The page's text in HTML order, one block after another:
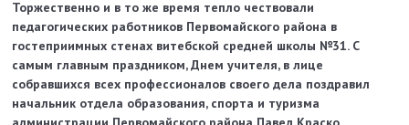
Торжественно и в то же время тепло чествовали
педагогических работников Первомайского района в
гостеприимных стенах витебской средней школы №31. С
самым главным праздником, Днем учителя, в лице
собравшихся всех профессионалов своего дела поздравил
начальник отдела образования, спорта и туризма